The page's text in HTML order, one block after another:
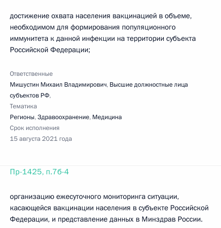
достижение охвата населения вакцинацией в объеме,
необходимом для формирования популяционного
иммунитета к данной инфекции на территории субъекта
Российской Федерации;
Ответственные
Мишустин Михаил Владимирович, Высшие должностные лица
субъектов РФ,
Тематика
Регионы,Здравоохранение, Медицина
Срок исполнения
15 августа 2021 года
Пр-1425, п.7б-4
организацию ежесуточного мониторинга ситуации,
касающейся вакцинации населения в субъекте Российской
Федерации, и представление данных в Минздрав России.